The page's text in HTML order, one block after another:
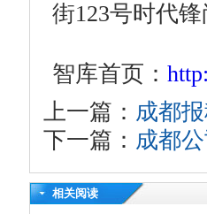
街123号时代锋
智库首页：
上一篇： 成都
下一篇： 成都
相关阅读